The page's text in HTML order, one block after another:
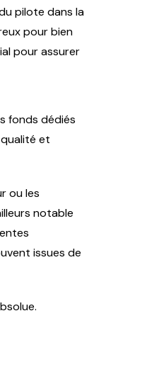
pilote dans la
pour bien
pour assurer
fonds dédiés
et
ou les
notable
issues de